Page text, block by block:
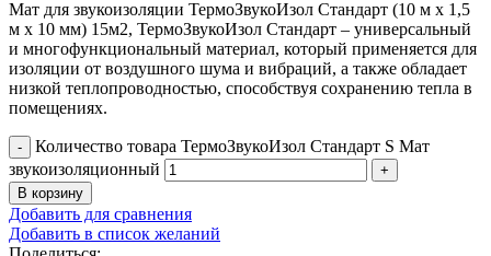
Мат для звукоизоляции ТермоЗвукоИзол Стандарт (10 м х 1,5
м х 10 мм) 15м2, ТермоЗвукоИзол Стандарт – универсальный
и многофункциональный материал, который применяется для
изоляции от воздушного шума и вибраций, а также обладает
низкой теплопроводностью, способствуя сохранению тепла в
помещениях.
Количество товара ТермоЗвукоИзол Стандарт S Мат
звукоизоляционный
В корзину
Добавить для сравнения
Добавить в список желаний